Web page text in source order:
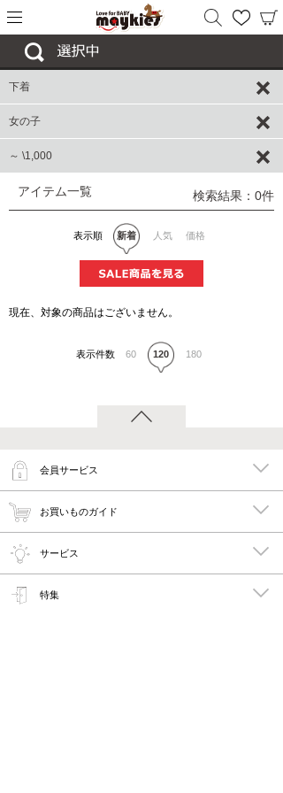
下着
女の子
～ \1,000
アイテム一覧 検索結果：0件
表示順 新着 人気 価格
現在、対象の商品はございません。
表示件数 60 120 180
会員サービス
お買いものガイド
サービス
特集